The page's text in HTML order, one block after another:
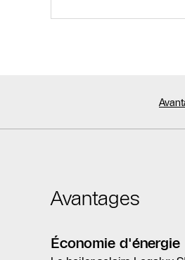
Avantages
Économie d'énergie